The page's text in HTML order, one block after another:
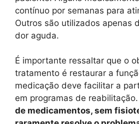
contínuo por semanas para
Outros são utilizados apenas
dor aguda.
É importante ressaltar que o
tratamento é restaurar a
medicação deve facilitar a
em programas de reabilitação.
de medicamentos, sem